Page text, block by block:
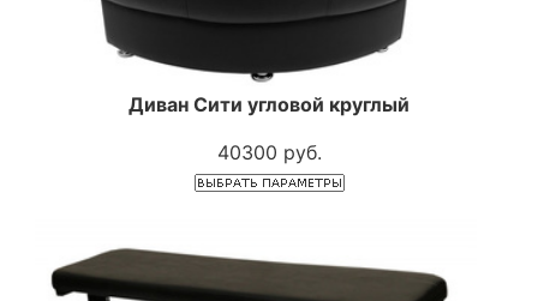
Диван Сити угловой круглый
40300 руб.